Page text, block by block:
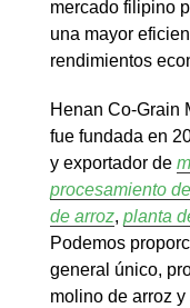
mercado filipino
una mayor
rendimientos
Henan Co-Grain
fue fundada en
y exportador de
procesamiento
de arroz, planta
Podemos
general único,
molino de arroz